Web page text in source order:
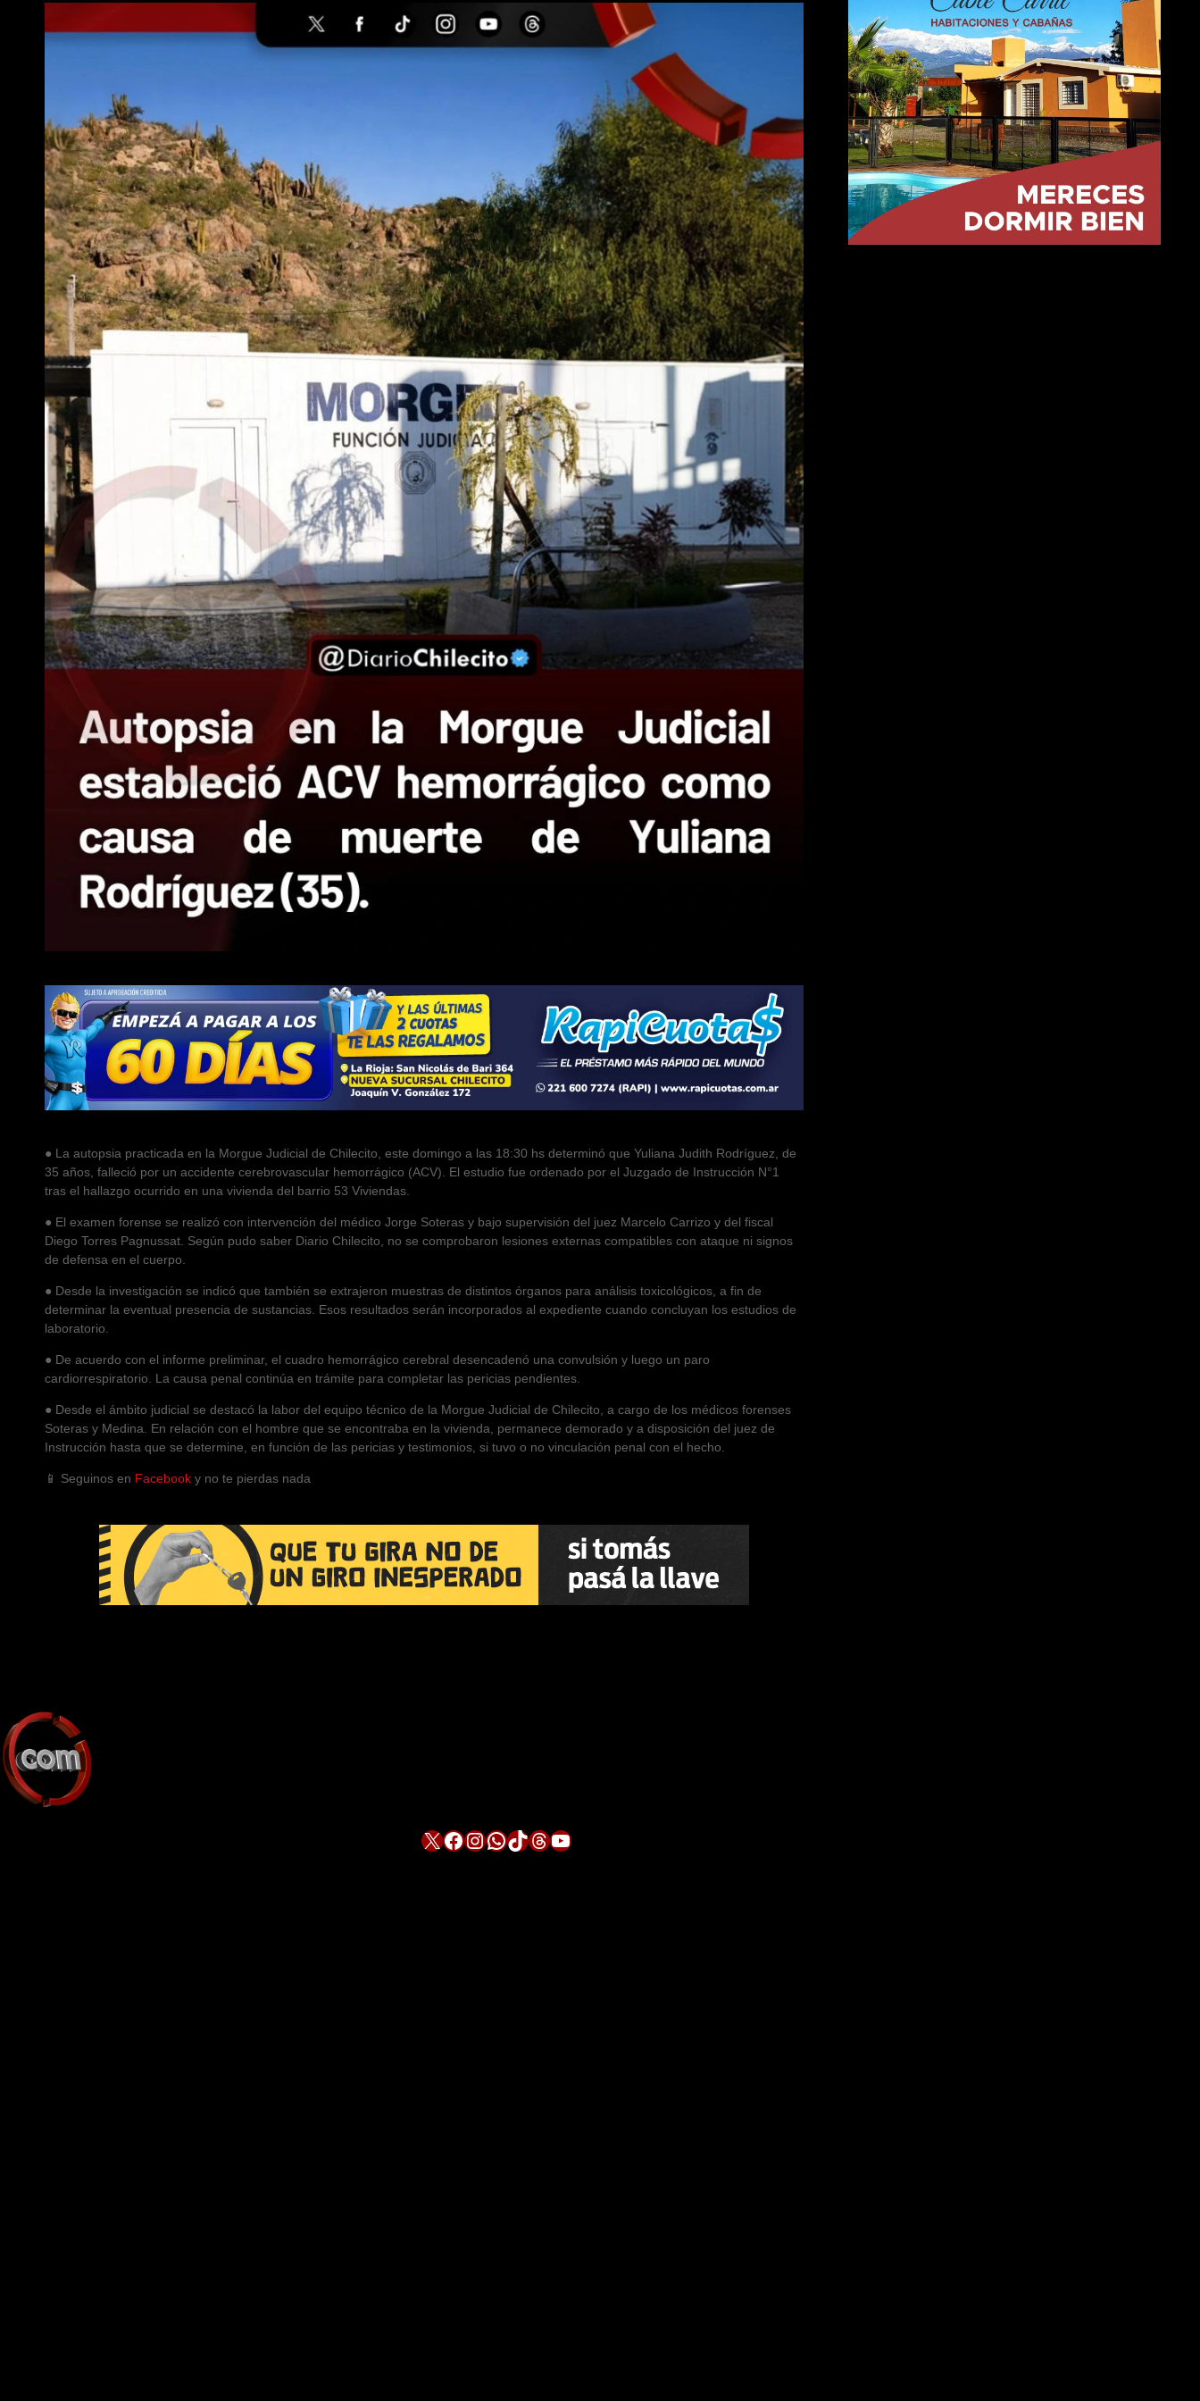
● La autopsia practicada en la Morgue Judicial de Chilecito, este domingo a las 18:30 hs determinó que Yuliana Judith Rodríguez, de
35 años, falleció por un accidente cerebrovascular hemorrágico (ACV). El estudio fue ordenado por el Juzgado de Instrucción N°1
tras el hallazgo ocurrido en una vivienda del barrio 53 Viviendas.
● El examen forense se realizó con intervención del médico Jorge Soteras y bajo supervisión del juez Marcelo Carrizo y del fiscal
Diego Torres Pagnussat. Según pudo saber Diario Chilecito, no se comprobaron lesiones externas compatibles con ataque ni signos
de defensa en el cuerpo.
● Desde la investigación se indicó que también se extrajeron muestras de distintos órganos para análisis toxicológicos, a fin de
determinar la eventual presencia de sustancias. Esos resultados serán incorporados al expediente cuando concluyan los estudios de
laboratorio.
● De acuerdo con el informe preliminar, el cuadro hemorrágico cerebral desencadenó una convulsión y luego un paro
cardiorrespiratorio. La causa penal continúa en trámite para completar las pericias pendientes.
● Desde el ámbito judicial se destacó la labor del equipo técnico de la Morgue Judicial de Chilecito, a cargo de los médicos forenses
Soteras y Medina. En relación con el hombre que se encontraba en la vivienda, permanece demorado y a disposición del juez de
Instrucción hasta que se determine, en función de las pericias y testimonios, si tuvo o no vinculación penal con el hecho.
📱 Seguinos en Facebook y no te pierdas nada
X Facebook InstagramWhatsApp TikTok Threads YouTube